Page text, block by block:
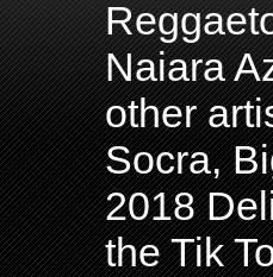
Naiara
other
Socra,
2018
the Tik